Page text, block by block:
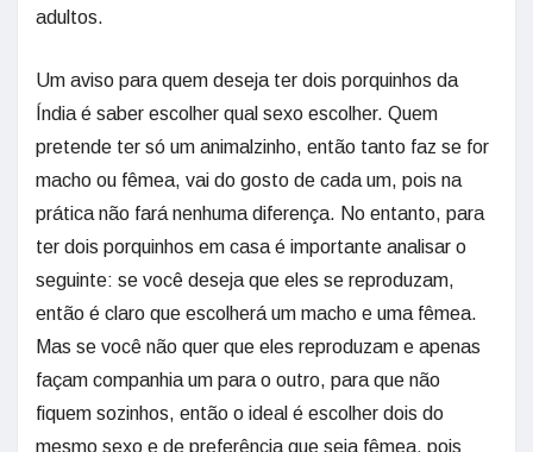
adultos.
Um aviso para quem deseja ter dois porquinhos da
Índia é saber escolher qual sexo escolher. Quem
pretende ter só um animalzinho, então tanto faz se for
macho ou fêmea, vai do gosto de cada um, pois na
prática não fará nenhuma diferença. No entanto, para
ter dois porquinhos em casa é importante analisar o
seguinte: se você deseja que eles se reproduzam,
então é claro que escolherá um macho e uma fêmea.
Mas se você não quer que eles reproduzam e apenas
façam companhia um para o outro, para que não
fiquem sozinhos, então o ideal é escolher dois do
mesmo sexo e de preferência que seja fêmea, pois